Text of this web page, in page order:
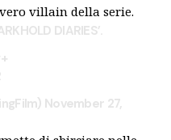
villain della serie.
DIARIES’.
November 27,